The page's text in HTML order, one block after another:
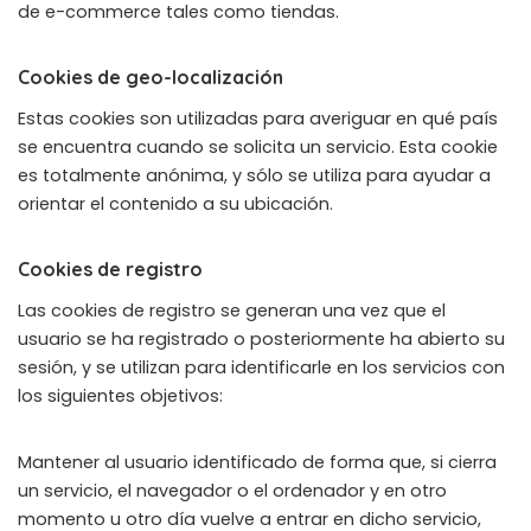
de e-commerce tales como tiendas.
Cookies de geo-localización
Estas cookies son utilizadas para averiguar en qué país
se encuentra cuando se solicita un servicio. Esta cookie
es totalmente anónima, y sólo se utiliza para ayudar a
orientar el contenido a su ubicación.
Cookies de registro
Las cookies de registro se generan una vez que el
usuario se ha registrado o posteriormente ha abierto su
sesión, y se utilizan para identificarle en los servicios con
los siguientes objetivos:
Mantener al usuario identificado de forma que, si cierra
un servicio, el navegador o el ordenador y en otro
momento u otro día vuelve a entrar en dicho servicio,